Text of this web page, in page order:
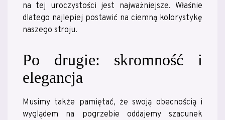
na tej uroczystości jest najważniejsze. Właśnie
dlatego najlepiej postawić na ciemną kolorystykę
naszego stroju.
Po drugie: skromność i
elegancja
Musimy także pamiętać, że swoją obecnością i
wyglądem na pogrzebie oddajemy szacunek